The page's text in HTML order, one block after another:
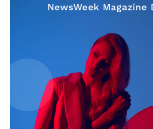
blogSZOLNOK
szubjektív